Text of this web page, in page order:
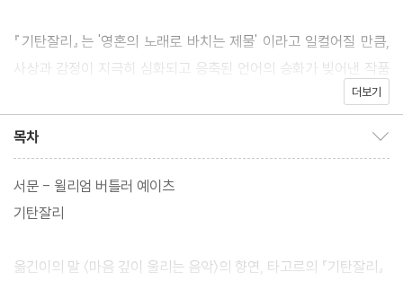
『기탄잘리』는 '영혼의 노래로 바치는 제물' 이라고 일컬어질 만큼,
사상과 감정이 지극히 심화되고 응축된 언어의 승화가 빚어낸 작품
이다. 생의 애수와 죽음의 공포를 초월한 인간만이 가질 수 있는 청
럼, '흙먼지가 눈에 띄지 않도록 적갈색의 옷을 걸치고 있는 나그
네'와 같은 타고르 시의 소박한 정신을 느낄 수 있을 것이다.
더보기
목차
서문 - 윌리엄 버틀러 예이츠
기탄잘리
옮긴이의 말 〈마음 깊이 울리는 음악〉의 향연, 타고르의 『기탄잘리』